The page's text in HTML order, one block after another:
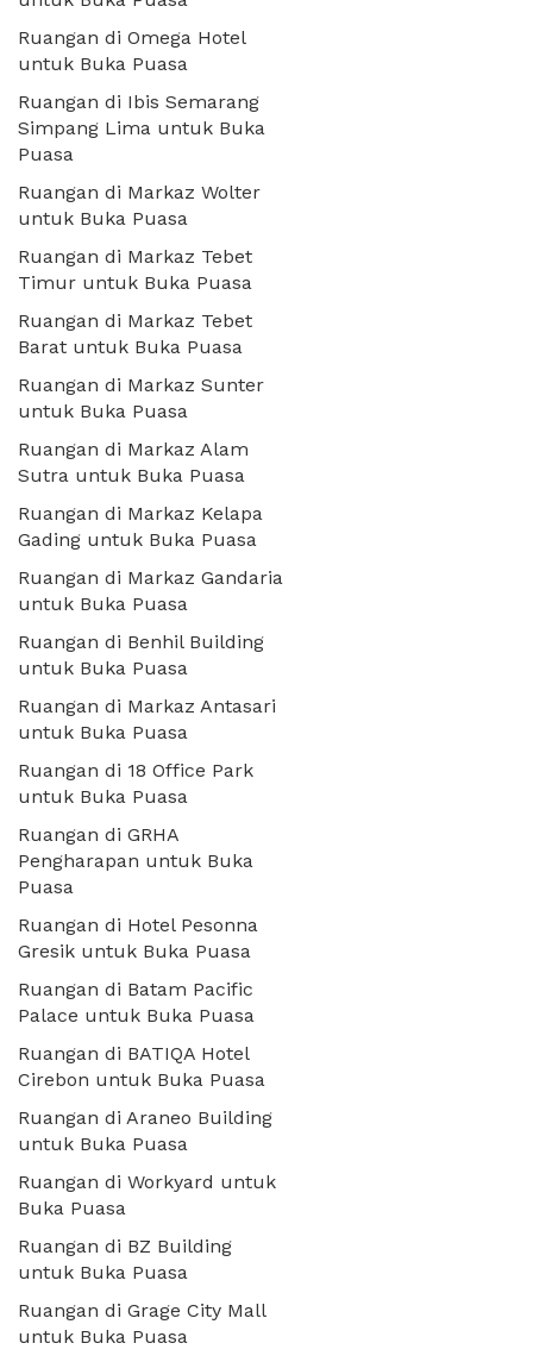
Ruangan di Omega Hotel
untuk Buka Puasa
Ruangan di Ibis Semarang
Simpang Lima untuk Buka
Puasa
Ruangan di Markaz Wolter
untuk Buka Puasa
Ruangan di Markaz Tebet
Timur untuk Buka Puasa
Ruangan di Markaz Tebet
Barat untuk Buka Puasa
Ruangan di Markaz Sunter
untuk Buka Puasa
Ruangan di Markaz Alam
Sutra untuk Buka Puasa
Ruangan di Markaz Kelapa
Gading untuk Buka Puasa
Ruangan di Markaz Gandaria
untuk Buka Puasa
Ruangan di Benhil Building
untuk Buka Puasa
Ruangan di Markaz Antasari
untuk Buka Puasa
Ruangan di 18 Office Park
untuk Buka Puasa
Ruangan di GRHA
Pengharapan untuk Buka
Puasa
Ruangan di Hotel Pesonna
Gresik untuk Buka Puasa
Ruangan di Batam Pacific
Palace untuk Buka Puasa
Ruangan di BATIQA Hotel
Cirebon untuk Buka Puasa
Ruangan di Araneo Building
untuk Buka Puasa
Ruangan di Workyard untuk
Buka Puasa
Ruangan di BZ Building
untuk Buka Puasa
Ruangan di Grage City Mall
untuk Buka Puasa